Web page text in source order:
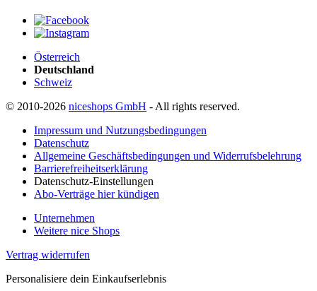
Österreich
Deutschland
Schweiz
© 2010-2026 niceshops GmbH - All rights reserved.
Impressum und Nutzungsbedingungen
Datenschutz
Allgemeine Geschäftsbedingungen und Widerrufsbelehrung
Barrierefreiheitserklärung
Datenschutz-Einstellungen
Abo-Verträge hier kündigen
Unternehmen
Weitere nice Shops
Vertrag widerrufen
Personalisiere dein Einkaufserlebnis